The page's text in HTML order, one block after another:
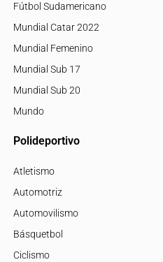
Fútbol Sudamericano
Mundial Catar 2022
Mundial Femenino
Mundial Sub 17
Mundial Sub 20
Mundo
Polideportivo
Atletismo
Automotriz
Automovilismo
Básquetbol
Ciclismo